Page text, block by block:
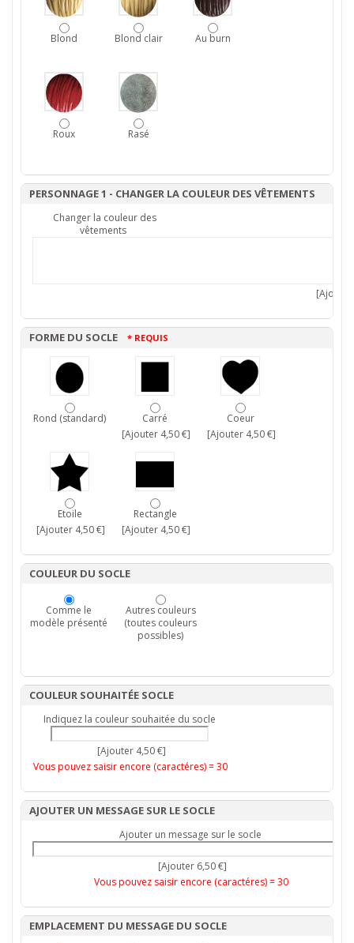
Blond Blond clair Au burn
Roux Rasé
PERSONNAGE 1 - CHANGER LA COULEUR DES VÊTEMENTS
Changer la couleur des
vêtements
FORME DU SOCLE * REQUIS
Rond (standard)
Carré
[Ajouter 4,50 €]
Coeur
[Ajouter 4,50 €]
Etoile
[Ajouter 4,50 €]
Rectangle
[Ajouter 4,50 €]
COULEUR DU SOCLE
Comme le
modèle présenté
Autres couleurs
(toutes couleurs
possibles)
COULEUR SOUHAITÉE SOCLE
Indiquez la couleur souhaitée du socle
[Ajouter 4,50 €]
Vous pouvez saisir encore (caractéres) =30
AJOUTER UN MESSAGE SUR LE SOCLE
Ajouter un message sur le socle
[Ajouter 6,50 €]
Vous pouvez saisir encore (caractéres) =30
EMPLACEMENT DU MESSAGE DU SOCLE